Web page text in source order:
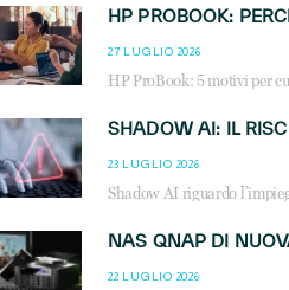
27 LUGLIO 2026
23 LUGLIO 2026
22 LUGLIO 2026